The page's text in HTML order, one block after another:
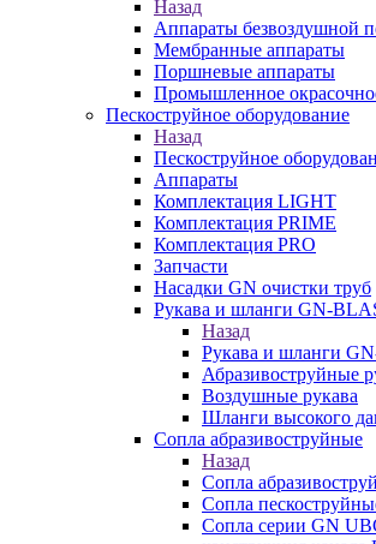
Назад
Аппараты безвоздушной
Мембранные аппараты
Поршневые аппараты
Промышленное
Пескоструйное оборудование
Назад
Пескоструйное
Аппараты
Комплектация LIGHT
Комплектация PRIME
Комплектация PRO
Запчасти
Насадки GN очистки труб
Рукава и шланги GN-
Назад
Рукава и шланги
Абразивоструйные
Воздушные рукава
Шланги высокого
Сопла абразивоструйные
Назад
Сопла
Сопла
Сопла серии GN